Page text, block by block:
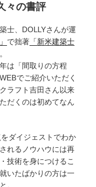
々の書評
士、DOLLYさんが運
で拙著 「新米建築士
は「間取りの方程
でご紹介いただく
ラフト吉田さん以来
だくのは初めてなん
ダイジェストでわか
れるノウハウには再
技術を身につけるこ
いたばかりの方は一